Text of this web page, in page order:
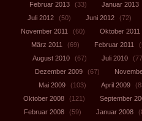
Februar 2013
(33) Januar 2013
Juli 2012
(50) Juni 2012 (72)
November 2011
(60) Oktober 2011
März 2011
(69) Februar 2011
August 2010
(67) Juli 2010
Dezember 2009
(67)
Mai 2009
(103) April 2009
Oktober 2008
(121) September
Februar 2008
(59) Januar 2008